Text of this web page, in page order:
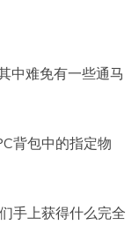
中难免有一些通马
背包中的指定物
手上获得什么完全